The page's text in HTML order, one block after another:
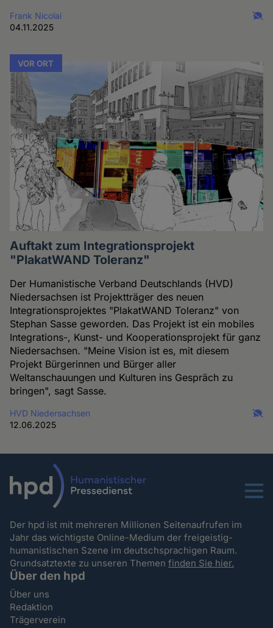
Frank Nicolai
04.11.2025
VOR ORT
Auftakt zum Integrationsprojekt
"PlakatWAND Toleranz"
Der Humanistische Verband Deutschlands (HVD)
Niedersachsen ist Projektträger des neuen
Integrationsprojektes "PlakatWAND Toleranz" von
Stephan Sasse geworden. Das Projekt ist ein mobiles
Integrations-, Kunst- und Kooperationsprojekt für ganz
Niedersachsen. "Meine Vision ist es, mit diesem
Projekt Bürgerinnen und Bürger aller
Weltanschauungen und Kulturen ins Gespräch zu
bringen", sagt Sasse.
HVD Niedersachsen
12.06.2025
Menu
Der hpd ist mit mehreren Millionen Seitenaufrufen im
Jahr das wichtigste Online-Medium der freigeistig-
humanistischen Szene im deutschsprachigen Raum.
Grundsatztexte zu unseren Themenfinden Sie hier.
Über den hpd
Über uns
Redaktion
Trägerverein